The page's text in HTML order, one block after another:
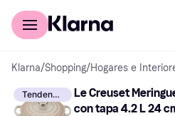
Comprar con Klarna
Klarna/Shopping/Hogares e
Tendencia
Le Creuset
con tapa 4.2 L 24